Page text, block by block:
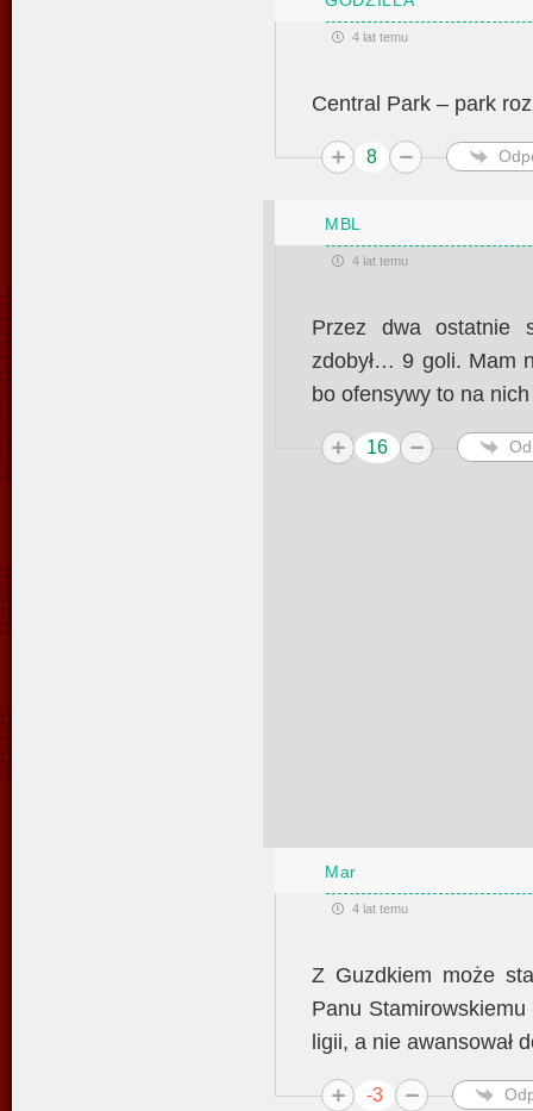
4 lat temu
Central Park – park
8
MBL
4 lat temu
Przez dwa ostatnie
zdobył… 9 goli. Mam
bo ofensywy to na
16
Mar
4 lat temu
Z Guzdkiem może
Panu
ligii, a nie awansował
-3